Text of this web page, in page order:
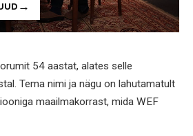
54 aastat, alates selle
Tema nimi ja nägu on lahutamatult
maailmakorrast, mida WEF